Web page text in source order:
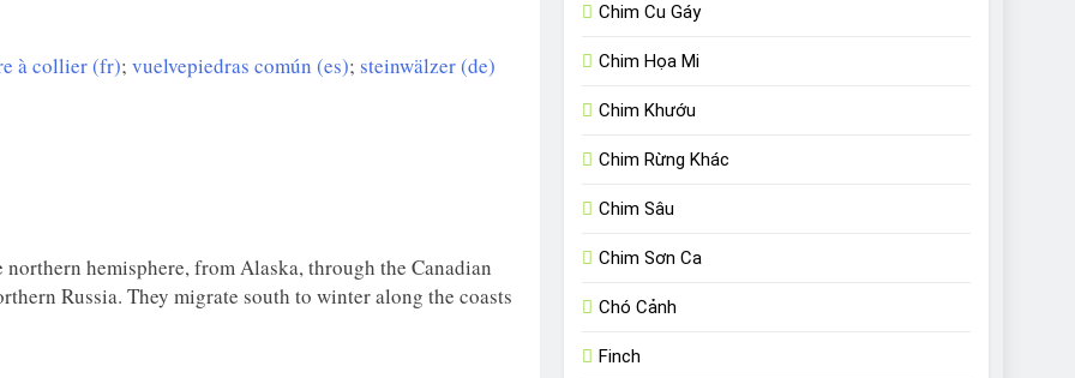
à collier (fr); vuelvepiedras común (es); steinwälzer (de)
hemisphere, from Alaska, through the Canadian
Russia. They migrate south to winter along the coasts
Chim Cu Gáy
Chim Họa Mi
Chim Khướu
Chim Rừng Khác
Chim Sâu
Chim Sơn Ca
Chó Cảnh
Finch